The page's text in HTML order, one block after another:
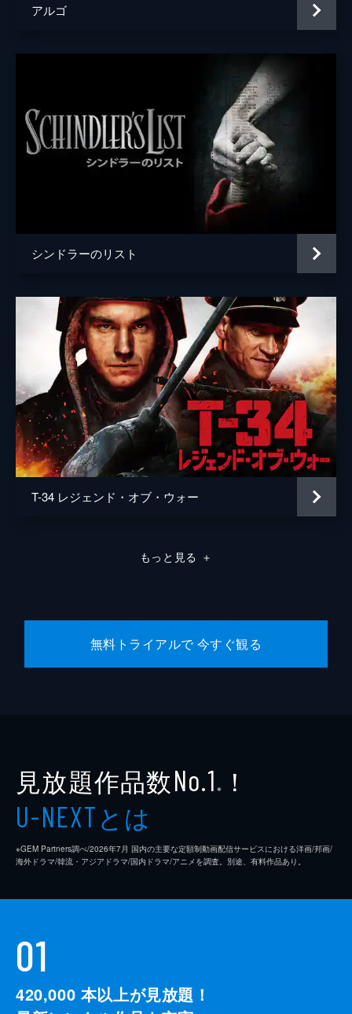
音楽 ハンス・ジマー
エマ・トーマス
アルゴ
シンドラーのリスト
T-34 レジェンド・オブ・ウォー
もっと見る ＋
無料トライアルで 今すぐ観る
見放題作品数No.1 ※ ！
U-NEXTとは
※GEM Partners調べ/2026年7⽉ 国内の主要な定額制動画配信サービスにおける洋画/邦画/
海外ドラマ/韓流・アジアドラマ/国内ドラマ/アニメを調査。別途、有料作品あり。
01
420,000 本以上が見放題！